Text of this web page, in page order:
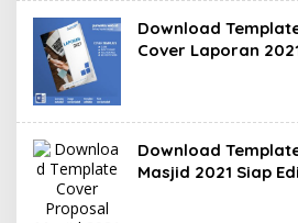
Download
Cover Laporan
Download
Masjid 2021 Siap